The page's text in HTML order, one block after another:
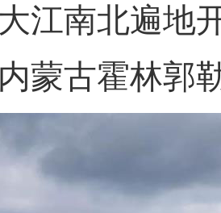
江南北遍地
蒙古霍林郭